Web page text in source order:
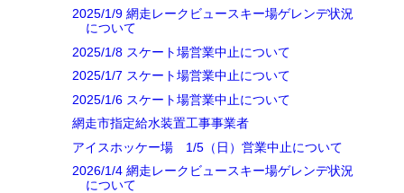
2025/1/9 網走レークビュースキー場ゲレンデ状況
について
2025/1/8 スケート場営業中止について
2025/1/7 スケート場営業中止について
2025/1/6 スケート場営業中止について
網走市指定給水装置工事事業者
アイスホッケー場 1/5（日）営業中止について
2026/1/4 網走レークビュースキー場ゲレンデ状況
について